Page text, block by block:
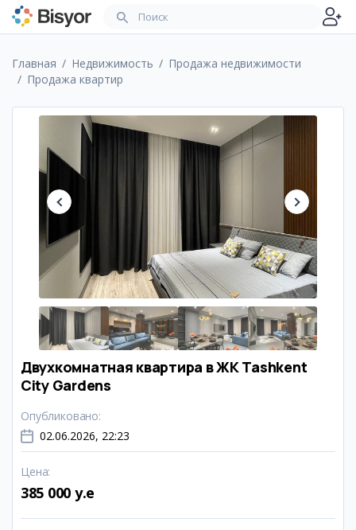
Главная Недвижимость
Продажа недвижимости
Продажа квартир
Двухкомнатная квартира в ЖК Tashkent
City Gardens
Опубликовано:
02.06.2026, 22:23
Цена:
385 000 y.e